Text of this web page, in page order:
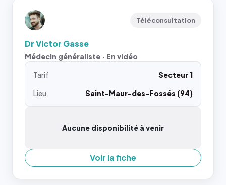
Téléconsultation
Dr Victor Gasse
Médecin généraliste · En vidéo
Tarif
Secteur 1
Lieu
Saint-Maur-des-Fossés (94)
Aucune disponibilité à venir
Voir la fiche